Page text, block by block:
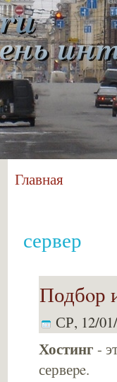
Главная
сервер
Подбoр
СР, 12/
Хостинг -
сервеpe.